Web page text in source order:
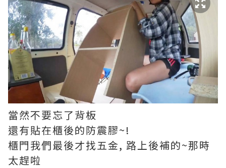
當然不要忘了背板
還有貼在櫃後的防震膠~!
櫃門我們最後才找五金, 路上後補的~那時
太趕啦